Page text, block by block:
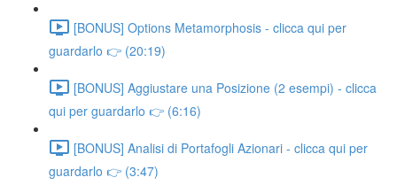
[BONUS] Options Metamorphosis - clicca qui per
guardarlo 👉 (20:19)
[BONUS] Aggiustare una Posizione (2 esempi) - clicca
qui per guardarlo 👉 (6:16)
[BONUS] Analisi di Portafogli Azionari - clicca qui per
guardarlo 👉 (3:47)